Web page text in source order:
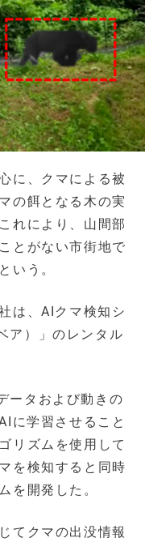
に、クマによる被
の餌となる木の実
れにより、山間部
とがない市街地で
いう。
は、AIクマ検知シ
ア）」のレンタル
ータおよび動きの
に学習させること
リズムを使用して
を検知すると同時
を開発した。
てクマの出没情報